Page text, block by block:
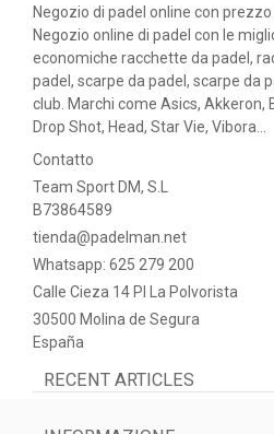
Negozio di padel online con
Negozio online di padel con le
economiche racchette da padel,
padel, scarpe da padel, scarpe da
club. Marchi come Asics, Akkeron,
Drop Shot, Head, Star Vie, Vibora...
Contatto
Team Sport DM, S.L
B73864589
tienda@padelman.net
Whatsapp: 625 279 200
Calle Cieza 14 PI La Polvorista
30500 Molina de Segura
España
RECENT ARTICLES